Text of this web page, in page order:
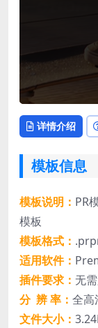
详情介绍
模板信息
模板说明： PR
模板
模板格式：
适用软件：
插件要求： 无
分 辨 率： 全高
文件大小：